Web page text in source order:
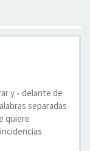
y - delante de
separadas
quiere